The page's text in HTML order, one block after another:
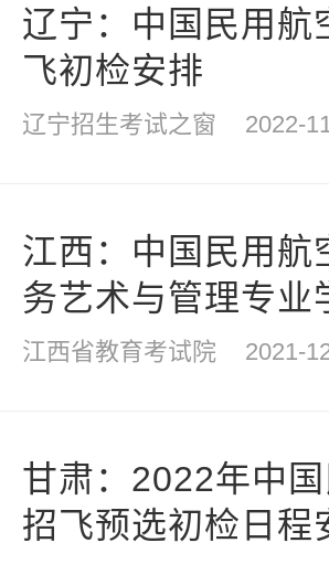
辽宁：中国民用
飞初检安排
辽宁招生考试之窗 2022-
江西：中国民用
务艺术与管理专业
江西省教育考试院 2021-
甘肃：2022年中
招飞预选初检日程